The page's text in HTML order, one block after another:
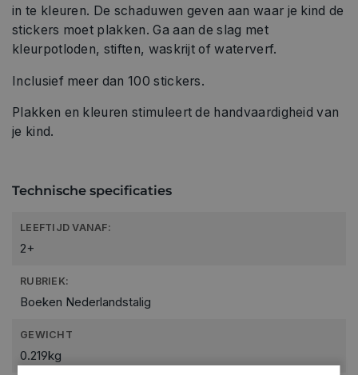
in te kleuren. De schaduwen geven aan waar je kind de
stickers moet plakken. Ga aan de slag met
kleurpotloden, stiften, waskrijt of waterverf.
Inclusief meer dan 100 stickers.
Plakken en kleuren stimuleert de handvaardigheid van
je kind.
Technische specificaties
LEEFTIJD VANAF:
2+
RUBRIEK:
Boeken Nederlandstalig
GEWICHT
0.219kg